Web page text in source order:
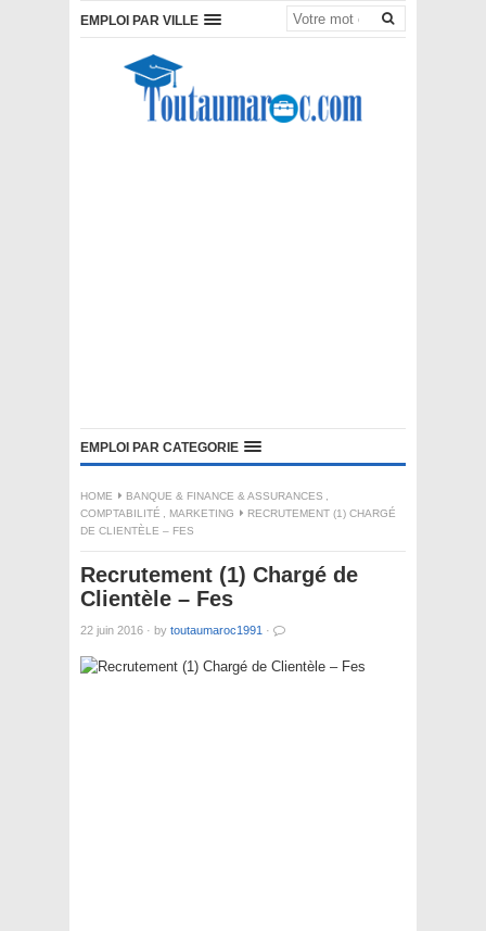
EMPLOI PAR VILLE
EMPLOI PAR CATEGORIE
HOME BANQUE & FINANCE & ASSURANCES ,
COMPTABILITÉ , MARKETING
RECRUTEMENT (1) CHARGÉ
DE CLIENTÈLE – FES
Recrutement (1) Chargé de
Clientèle – Fes
22 juin 2016 · by toutaumaroc1991 ·